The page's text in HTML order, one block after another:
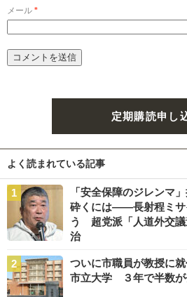
メール *
定期購読申し
よく読まれている記事
「安全保障のジレンマ
砕くには――長射程ミサ
う 超党派「人道外交議
治
ついに市職員が教授に
市立大学 ３年で半数が